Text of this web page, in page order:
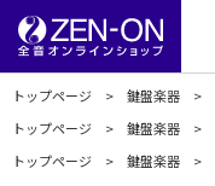
トップページ 鍵盤楽器
トップページ
鍵盤楽器
トップページ
鍵盤楽器